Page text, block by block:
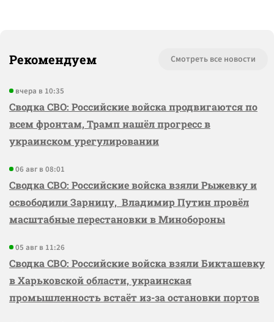
Рекомендуем Смотреть все новости
вчера в 10:35
Сводка СВО: Российские войска продвигаются по
всем фронтам, Трамп нашёл прогресс в
украинском урегулировании
06 авг в 08:01
Сводка СВО: Российские войска взяли Рыжевку и
освободили Зарницу, Владимир Путин провёл
масштабные перестановки в Минобороны
05 авг в 11:26
Сводка СВО: Российские войска взяли Бикташевку
в Харьковской области, украинская
промышленность встаёт из-за остановки портов